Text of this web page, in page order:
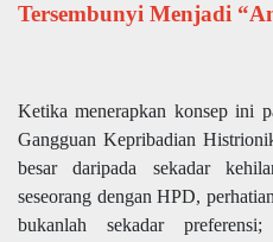
Tersembunyi Menjadi
Ketika menerapkan konsep ini
Gangguan Kepribadian
besar daripada sekadar
seseorang dengan HPD,
bukanlah sekadar